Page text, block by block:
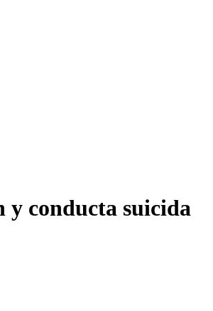
y conducta suicida